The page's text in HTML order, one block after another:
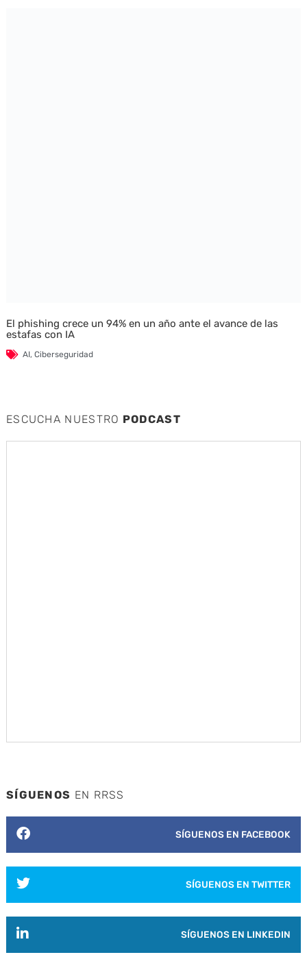
El phishing crece un 94% en un año ante el avance de las
estafas con IA
AI, Ciberseguridad
ESCUCHA NUESTRO PODCAST
SÍGUENOS EN RRSS
SÍGUENOS EN FACEBOOK
SÍGUENOS EN TWITTER
SÍGUENOS EN LINKEDIN